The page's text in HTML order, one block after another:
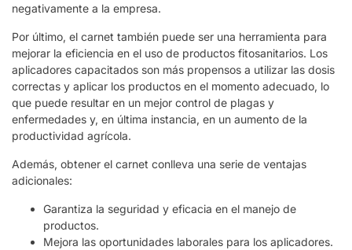
negativamente a la empresa.
Por último, el carnet también puede ser una herramienta para
mejorar la eficiencia en el uso de productos fitosanitarios. Los
aplicadores capacitados son más propensos a utilizar las dosis
correctas y aplicar los productos en el momento adecuado, lo
que puede resultar en un mejor control de plagas y
enfermedades y, en última instancia, en un aumento de la
productividad agrícola.
Además, obtener el carnet conlleva una serie de ventajas
adicionales:
Garantiza la seguridad y eficacia en el manejo de
productos.
Mejora las oportunidades laborales para los aplicadores.